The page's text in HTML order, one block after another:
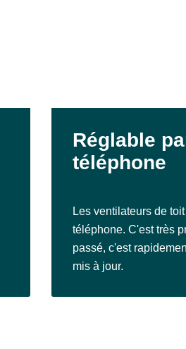
Réglable
téléphone
Les ventilateurs de
téléphone. C'est très
passé, c'est
mis à jour.